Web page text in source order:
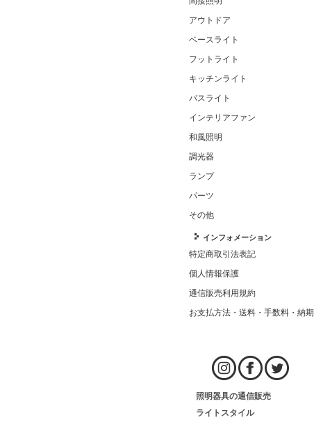
アウトドア
ベースライト
フットライト
キッチンライト
バスライト
インテリアファン
和風照明
調光器
ランプ
パーツ
その他
インフォメーション
特定商取引法表記
個人情報保護
通信販売利用規約
お支払方法・送料・手数料・納期
照明器具の通信販売
ライトスタイル